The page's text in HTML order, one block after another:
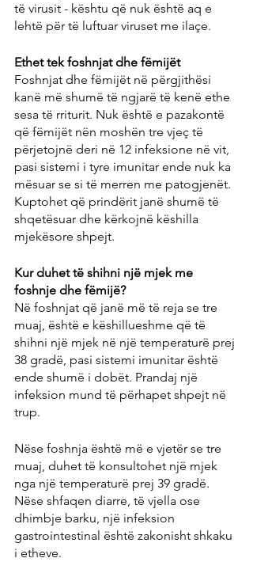
të virusit - kështu që nuk është aq e
lehtë për të luftuar viruset me ilaçe.
Ethet tek foshnjat dhe fëmijët
Foshnjat dhe fëmijët në përgjithësi
kanë më shumë të ngjarë të kenë ethe
sesa të rriturit. Nuk është e pazakontë
që fëmijët nën moshën tre vjeç të
përjetojnë deri në 12 infeksione në vit,
pasi sistemi i tyre imunitar ende nuk ka
mësuar se si të merren me patogjenët.
Kuptohet që prindërit janë shumë të
shqetësuar dhe kërkojnë këshilla
mjekësore shpejt.
Kur duhet të shihni një mjek me
foshnje dhe fëmijë?
Në foshnjat që janë më të reja se tre
muaj, është e këshillueshme që të
shihni një mjek në një temperaturë prej
38 gradë, pasi sistemi imunitar është
ende shumë i dobët. Prandaj një
infeksion mund të përhapet shpejt në
trup.
Nëse foshnja është më e vjetër se tre
muaj, duhet të konsultohet një mjek
nga një temperaturë prej 39 gradë.
Nëse shfaqen diarre, të vjella ose
dhimbje barku, një infeksion
gastrointestinal është zakonisht shkaku
i etheve.